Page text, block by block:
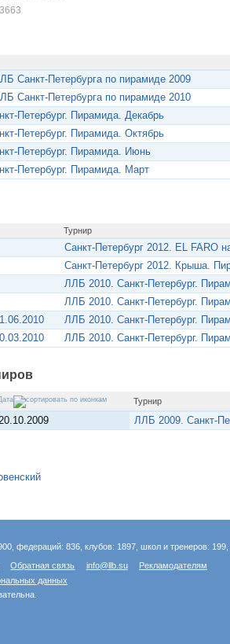
Санкт-Петербурга по пирамиде 2009
Санкт-Петербурга по пирамиде 2010
Петербург. Пирамида. Декабрь
Петербург. Пирамида. Октябрь
Петербург. Пирамида. Июнь
Петербург. Пирамида. Март
Турнир
Санкт-Петербург 2012. EL
Санкт-Петербург 2012. Крыша.
ЛЛБ 2010. Санкт-Петербург.
ЛЛБ 2010. Санкт-Петербург.
ЛЛБ 2010. Санкт-Петербург.
ЛЛБ 2010. Санкт-Петербург.
Турнир
ЛЛБ 2009. Санкт-
федераций: 836, клубов: 1897, школ и тренеров:
Обратная связь info@llb.su
Рекламодателям
данных